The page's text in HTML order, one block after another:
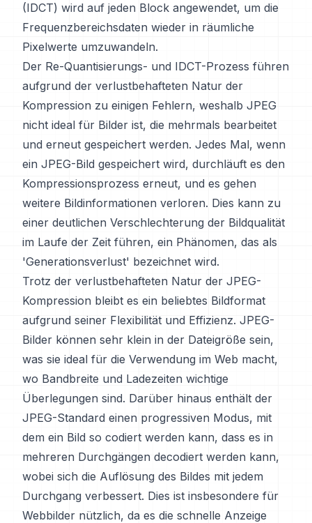
(IDCT) wird auf jeden Block angewendet, um die
Frequenzbereichsdaten wieder in räumliche
Pixelwerte umzuwandeln.
Der Re-Quantisierungs- und IDCT-Prozess führen
aufgrund der verlustbehafteten Natur der
Kompression zu einigen Fehlern, weshalb JPEG
nicht ideal für Bilder ist, die mehrmals bearbeitet
und erneut gespeichert werden. Jedes Mal, wenn
ein JPEG-Bild gespeichert wird, durchläuft es den
Kompressionsprozess erneut, und es gehen
weitere Bildinformationen verloren. Dies kann zu
einer deutlichen Verschlechterung der Bildqualität
im Laufe der Zeit führen, ein Phänomen, das als
'Generationsverlust' bezeichnet wird.
Trotz der verlustbehafteten Natur der JPEG-
Kompression bleibt es ein beliebtes Bildformat
aufgrund seiner Flexibilität und Effizienz. JPEG-
Bilder können sehr klein in der Dateigröße sein,
was sie ideal für die Verwendung im Web macht,
wo Bandbreite und Ladezeiten wichtige
Überlegungen sind. Darüber hinaus enthält der
JPEG-Standard einen progressiven Modus, mit
dem ein Bild so codiert werden kann, dass es in
mehreren Durchgängen decodiert werden kann,
wobei sich die Auflösung des Bildes mit jedem
Durchgang verbessert. Dies ist insbesondere für
Webbilder nützlich, da es die schnelle Anzeige